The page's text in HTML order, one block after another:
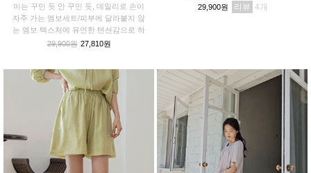
이는 꾸민 듯 안 꾸민 듯, 데일리로 손이
자주 가는 엠보세트/피부에 달라붙지 않
는 엠보 텍스처에 유연한 텐션감으로 하
루종일 편안하게
29,900원 27,810원
29,900원
리뷰 4